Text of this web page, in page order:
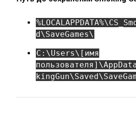
d\SaveGames\
C:\Users\[имя